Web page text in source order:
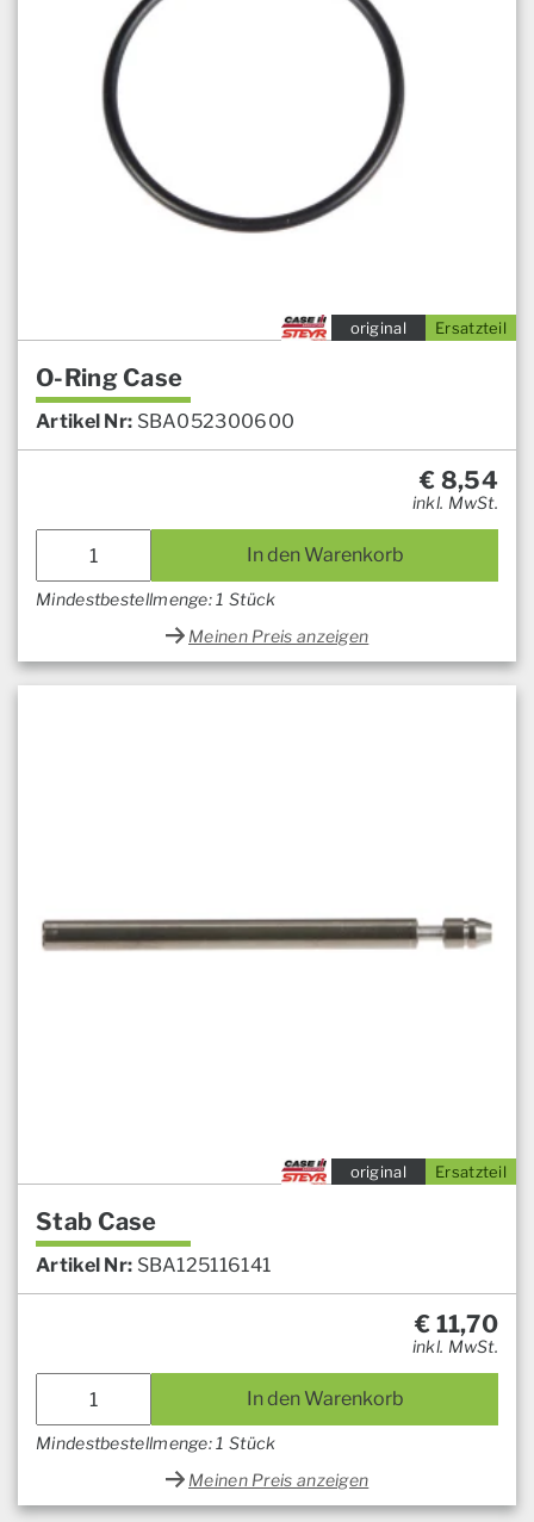
Ersatzteil
original
O-Ring Case
Artikel Nr: SBA052300600
€ 8,54
inkl. MwSt.
In den Warenkorb
Mindestbestellmenge: 1 Stück
Meinen Preis anzeigen
Ersatzteil
original
Stab Case
Artikel Nr: SBA125116141
€ 11,70
inkl. MwSt.
In den Warenkorb
Mindestbestellmenge: 1 Stück
Meinen Preis anzeigen